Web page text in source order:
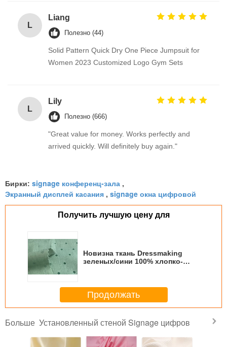
L
Liang
Полезно (44)
Solid Pattern Quick Dry One Piece Jumpsuit for
Women 2023 Customized Logo Gym Sets
L
Lily
Полезно (666)
"Great value for money. Works perfectly and
arrived quickly. Will definitely buy again."
Бирки: signage конференц-зала ,
Экранный дисплей касания , signage окна цифровой
Получить лучшую цену для
Новизна ткань Dressmaking
зеленых/сини 100% хлопко-
Продолжать
Больше Установленный стеной Signage цифров